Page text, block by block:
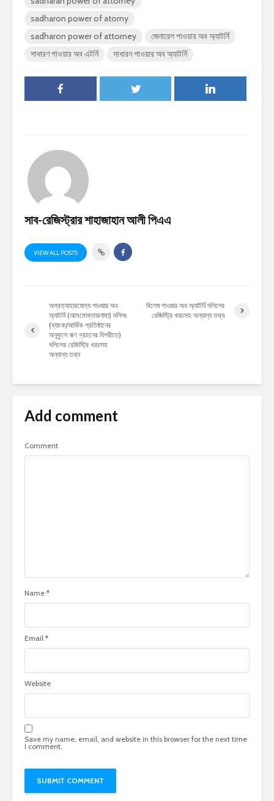
sadharon power of atorny
sadharon power of attorney
জেনারেল পাওয়ার অব অ্যাটর্নি
সাধারণ পাওয়ার অব এটর্নি
সাধারন পাওয়ার অব অ্যাটর্নি
সাব-রেজিস্ট্রার শাহাজাহান আলী পিএএ
VIEW ALL POSTS
অপ্রত্যাহারযোগ্য পাওয়ার অব
অ্যাটর্নি (আমমোক্তারনামা) দলিলঃ
(ব্যাংক/আর্থিক প্রতিষ্ঠানের
অনূকুলে ঋণ গ্রহনের বিপরীতে)
দলিলের রেজিস্ট্রি খরচসহ
অন্যান্য তথ্য
বিশেষ পাওয়ার অব অ্যাটর্নি দলিলের
রেজিস্ট্রি খরচসহ অন্যান্য তথ্য
Add comment
Comment
Name *
Email *
Website
Save my name, email, and website in this browser for the next time
I comment.